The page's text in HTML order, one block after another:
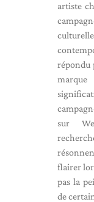
artiste
répondu
sur
flairer
pas la
de